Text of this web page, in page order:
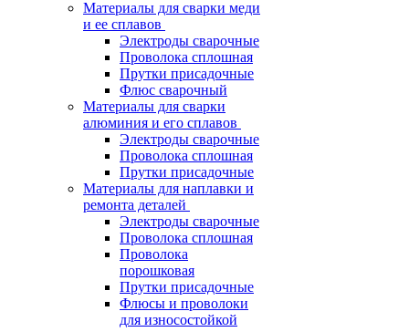
Материалы для сварки меди
и ее сплавов
Электроды сварочные
Проволока сплошная
Прутки присадочные
Флюс сварочный
Материалы для сварки
алюминия и его сплавов
Электроды сварочные
Проволока сплошная
Прутки присадочные
Материалы для наплавки и
ремонта деталей
Электроды сварочные
Проволока сплошная
Проволока
порошковая
Прутки присадочные
Флюсы и проволоки
для износостойкой